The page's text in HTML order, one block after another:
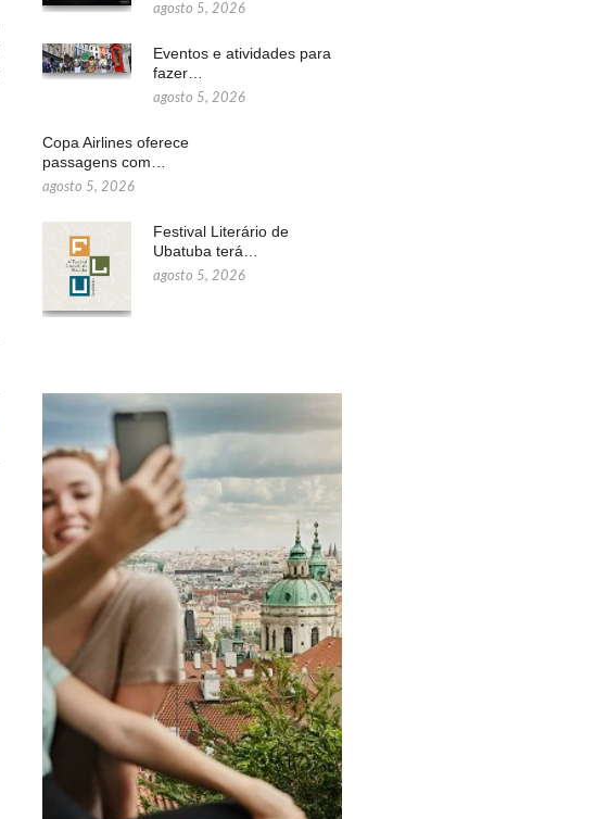
agosto 5, 2026
Eventos e atividades para
fazer…
agosto 5, 2026
Copa Airlines oferece
passagens com…
agosto 5, 2026
Festival Literário de
Ubatuba terá…
agosto 5, 2026